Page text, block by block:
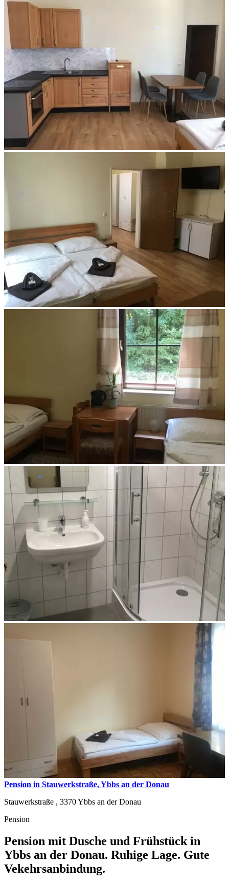
Pension in Stauwerkstraße, Ybbs an der Donau
Stauwerkstraße , 3370Ybbs an der Donau
Pension
Pension mit Dusche und Frühstück in
Ybbs an der Donau. Ruhige Lage. Gute
Vekehrsanbindung.